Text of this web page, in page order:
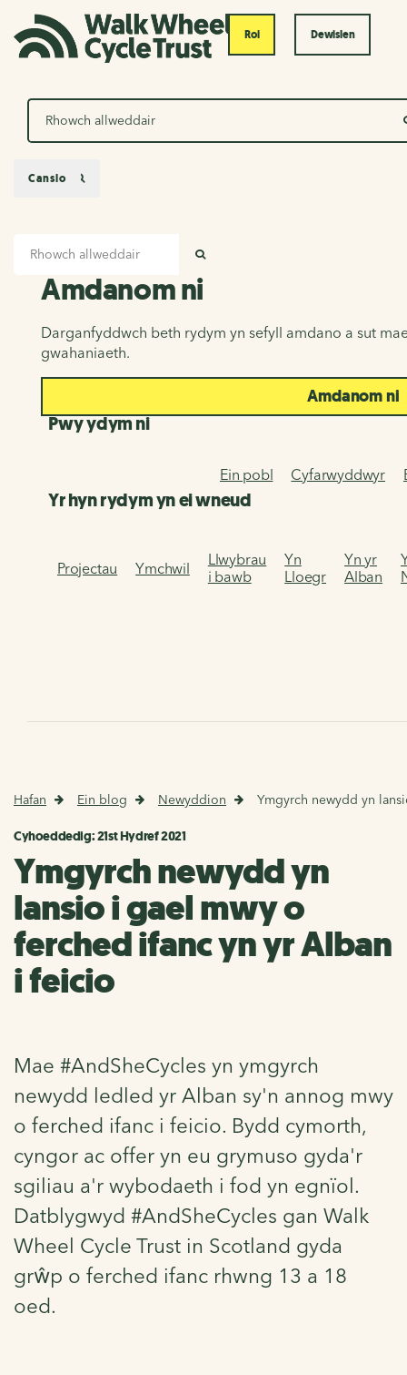
Roi Dewislen
Chwilio
Amdanom ni
Amdanom ni
Darganfyddwch beth rydym yn sefyll amdano a sut
gwahaniaeth.
Amdanom ni
Pwy ydym ni
Ein pobl Cyfarwyddwyr
Yr hyn rydym yn ei wneud
Projectau Ymchwil
Llwybrau
i bawb
Yn
Lloegr
Yn yr
Alban
Canslo
Hafan Ein blog Newyddion Ymgyrch newydd yn
Cyhoeddedig: 21st Hydref 2021
Ymgyrch newydd yn
lansio i gael mwy o
ferched ifanc yn yr Alban
i feicio
Mae #AndSheCycles yn ymgyrch
newydd ledled yr Alban sy'n annog mwy
o ferched ifanc i feicio. Bydd cymorth,
cyngor ac offer yn eu grymuso gyda'r
sgiliau a'r wybodaeth i fod yn egnïol.
Datblygwyd #AndSheCycles gan Walk
Wheel Cycle Trust in Scotland gyda
grŵp o ferched ifanc rhwng 13 a 18
oed.